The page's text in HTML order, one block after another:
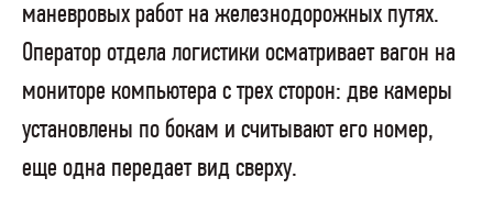
маневровых работ на железнодорожных путях.
Оператор отдела логистики осматривает вагон на
мониторе компьютера с трех сторон: две камеры
установлены по бокам и считывают его номер,
еще одна передает вид сверху.